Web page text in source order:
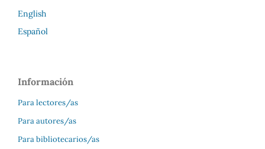
English
Español
Información
Para lectores/as
Para autores/as
Para bibliotecarios/as